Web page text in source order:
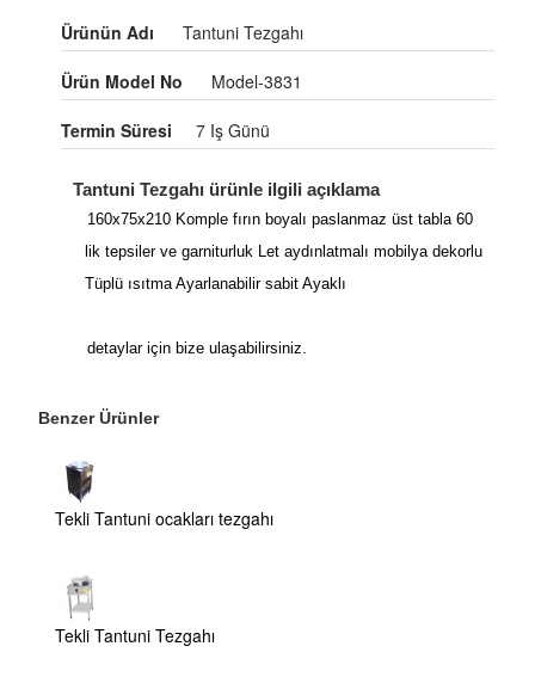
Ürünün Adı Tantuni Tezgahı
Ürün Model No Model-3831
Termin Süresi 7 Iş Günü
Tantuni Tezgahı ürünle ilgili açıklama
160x75x210 Komple fırın boyalı paslanmaz üst tabla 60
lik tepsiler ve garniturluk Let aydınlatmalı mobilya dekorlu
Tüplü ısıtma Ayarlanabilir sabit Ayaklı
detaylar için bize ulaşabilirsiniz.
Benzer Ürünler
Tekli Tantuni ocakları tezgahı
Tekli Tantuni Tezgahı